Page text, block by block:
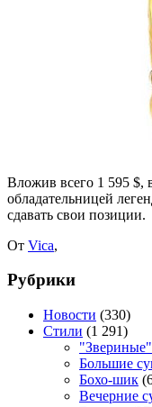
Вложив всего 1 595 $,
обладательницей
сдавать свои позиции.
От Vica,
Рубрики
Новости (330)
Стили (1 291)
Большие
Бохо-шик
Вечерние